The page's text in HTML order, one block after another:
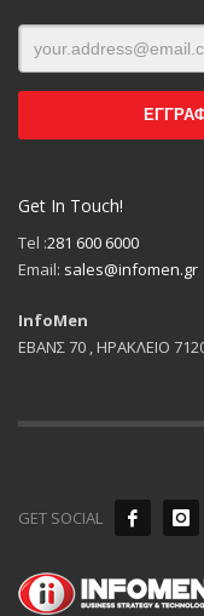
Get In Touch!
Tel :281 600 6000
Email: sales@infomen.gr
InfoMen
ΕΒΑΝΣ 70 , ΗΡΑΚΛΕΙΟ
GET SOCIAL